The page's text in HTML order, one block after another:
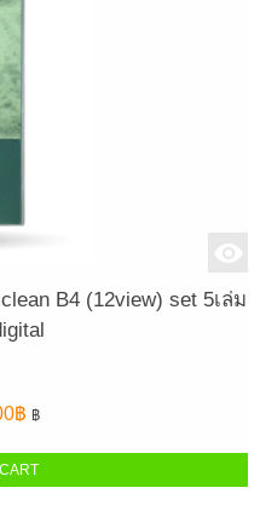
B4 (12view) set 5เล่ม
฿ ฿